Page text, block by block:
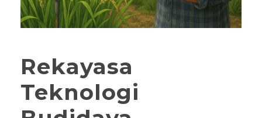
Rekayasa
Teknologi